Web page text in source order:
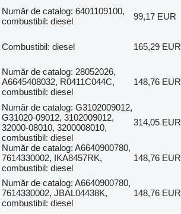
Număr de catalog: 6401109100,
combustibil: diesel
99,17 EUR
Combustibil: diesel
165,29 EUR
Număr de catalog: 28052026,
A6645408032, R0411C044C,
combustibil: diesel
148,76 EUR
Număr de catalog: G3102009012,
G31020-09012, 3102009012,
32000-08010, 3200008010,
combustibil: diesel
314,05 EUR
Număr de catalog: A6640900780,
7614330002, IKA8457RK,
combustibil: diesel
148,76 EUR
Număr de catalog: A6640900780,
7614330002, JBAL04438K,
combustibil: diesel
148,76 EUR